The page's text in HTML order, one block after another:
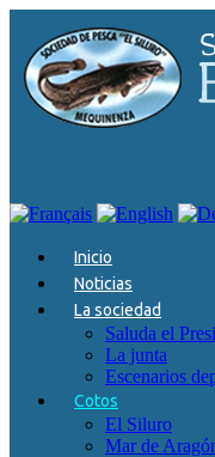
Inicio
Noticias
La sociedad
Saluda el
La junta
Escenarios
Cotos
El Siluro
Mar de